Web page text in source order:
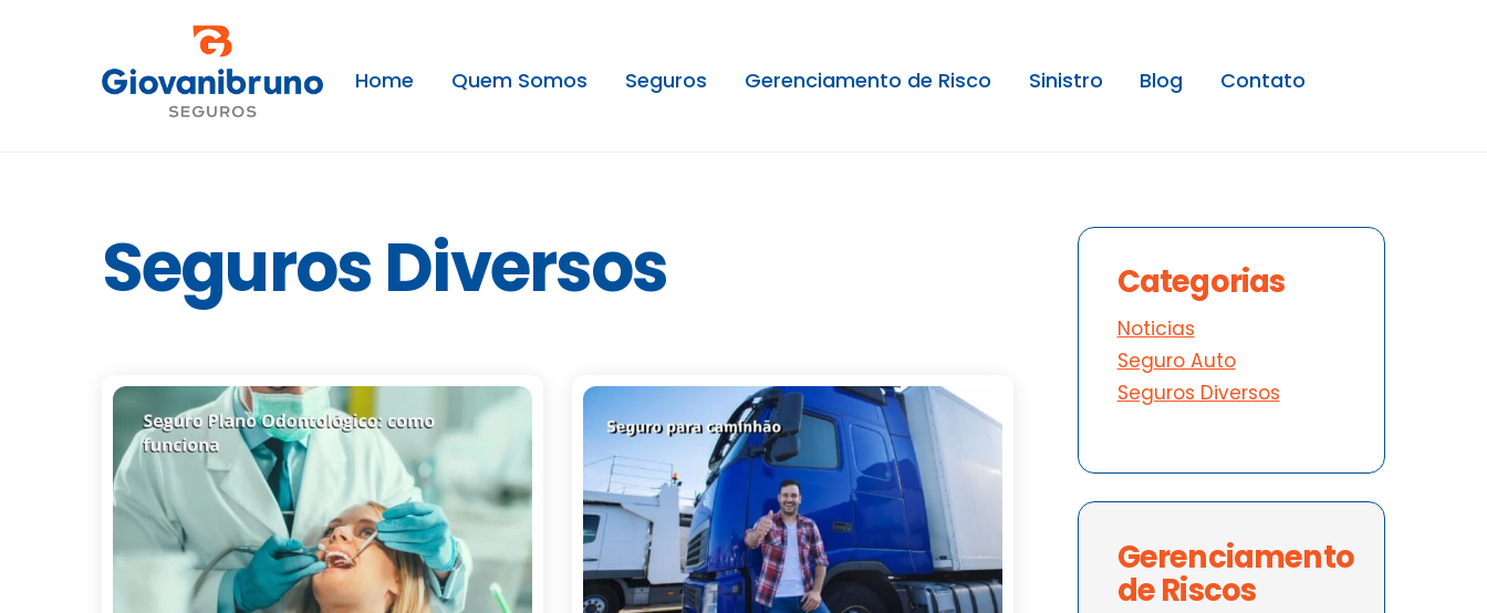
Home Quem Somos Seguros Gerenciamento de Risco Sinistro Blog Contato
Seguros Diversos Categorias
Noticias
Seguro Auto
Seguros Diversos
Gerenciamento
de Riscos